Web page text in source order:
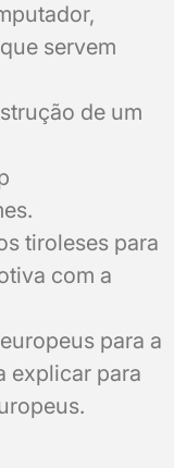
servem
de um
tiroleses para
com a
para a
explicar para